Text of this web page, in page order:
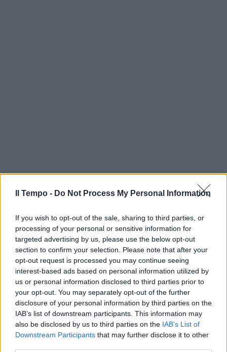
Il Tempo - Do Not Process My Personal Information
If you wish to opt-out of the sale, sharing to third parties, or
processing of your personal or sensitive information for
targeted advertising by us, please use the below opt-out
section to confirm your selection. Please note that after your
opt-out request is processed you may continue seeing
interest-based ads based on personal information utilized by
us or personal information disclosed to third parties prior to
your opt-out. You may separately opt-out of the further
disclosure of your personal information by third parties on the
IAB’s list of downstream participants. This information may
also be disclosed by us to third parties on the IAB’s List of
Downstream Participants that may further disclose it to other
In evidenza